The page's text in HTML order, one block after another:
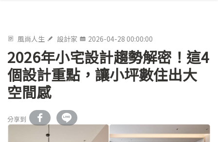
風尚人生 設計家 2026-04-28 00:00:00
2026年小宅設計趨勢解密！這4
個設計重點，讓小坪數住出大
空間感
分享到